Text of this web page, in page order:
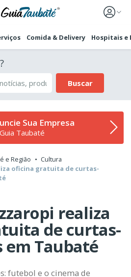
Comida & Delivery Hospitais e
Buscar
Sua Empresa
Taubaté
e Região
Cultura
oficina gratuita de curtas-
realiza
de curtas-
em Taubaté
futebol e o cinema de